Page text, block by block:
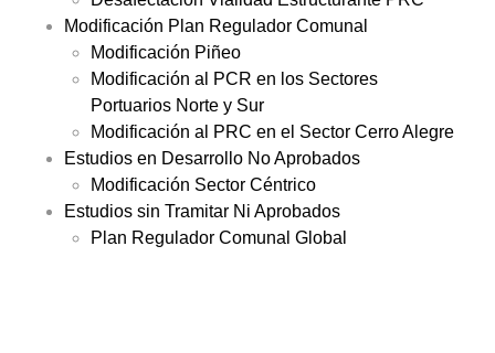
Modificación Plan Regulador Comunal
Modificación Piñeo
Modificación al PCR en los Sectores
Portuarios Norte y Sur
Modificación al PRC en el Sector Cerro Alegre
Estudios en Desarrollo No Aprobados
Modificación Sector Céntrico
Estudios sin Tramitar Ni Aprobados
Plan Regulador Comunal Global